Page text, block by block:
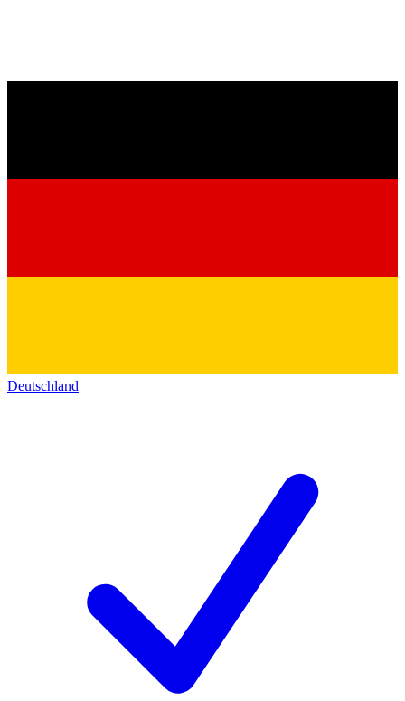
Deutschland